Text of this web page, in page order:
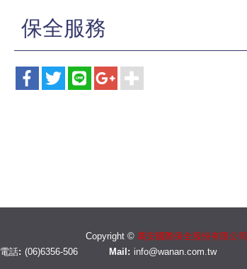
保全服務
Copyright © 萬安國際保全股份有限公司
電話: (06)6356-506 Mail: info@wanan.com.tw